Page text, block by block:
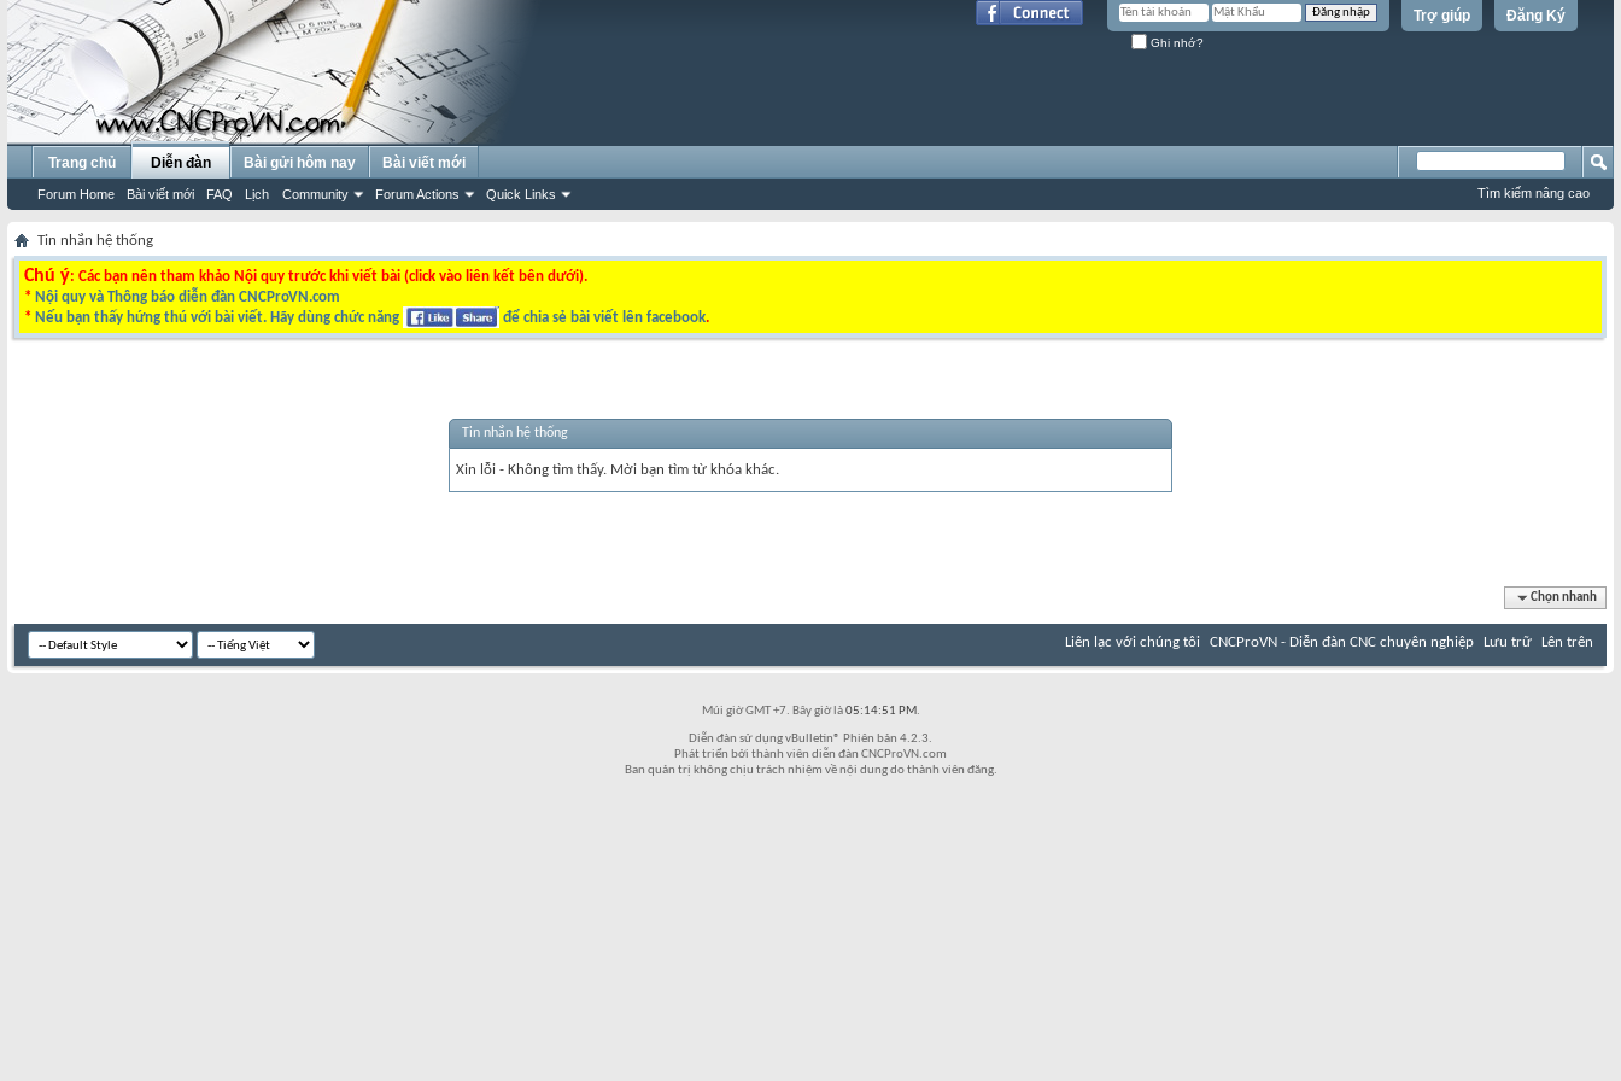
Đăng Ký
Trợ giúp
Ghi nhớ?
Trang chủ Diễn đàn
Forum Home Bài viết mới FAQ Lịch Community Forum Actions Quick Links
Bài gửi hôm nay Bài viết mới
Tìm kiếm nâng cao
Tin nhắn hệ thống
Chú ý: Các bạn nên tham khảo Nội quy trước khi viết bài (click vào liên kết bên dưới).
* Nội quy và Thông báo diễn đàn CNCProVN.com
* Nếu bạn thấy hứng thú với bài viết. Hãy dùng chức năng để chia sẻ bài viết lên facebook.
Tin nhắn hệ thống
Xin lỗi - Không tìm thấy. Mời bạn tìm từ khóa khác.
Chọn nhanh
Liên lạc với chúng tôi CNCProVN - Diễn đàn CNC chuyên nghiệp Lưu trữ Lên trên
Múi giờ GMT +7. Bây giờ là05:14:51 PM.
Diễn đàn sử dụng vBulletin® Phiên bản 4.2.3.
Phát triển bởi thành viên diễn đàn CNCProVN.com
Ban quản trị không chịu trách nhiệm về nội dung do thành viên đăng.